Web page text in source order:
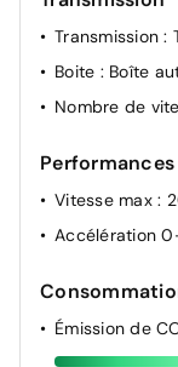
Transmission:
Boite : Boîte
Nombre de
Performances
Vitesse max :
Accélération
Émission de